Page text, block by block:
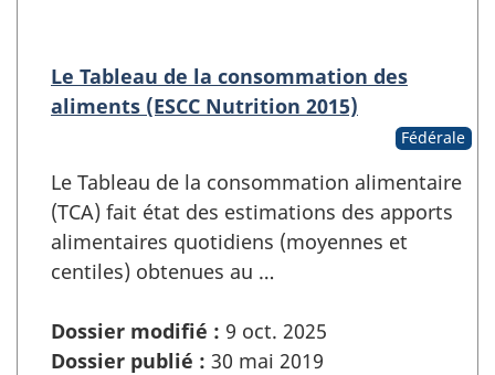
Le Tableau de la consommation des
aliments (ESCC Nutrition 2015)
Fédérale
Le Tableau de la consommation alimentaire
(TCA) fait état des estimations des apports
alimentaires quotidiens (moyennes et
centiles) obtenues au …
Dossier modifié : 9 oct. 2025
Dossier publié : 30 mai 2019